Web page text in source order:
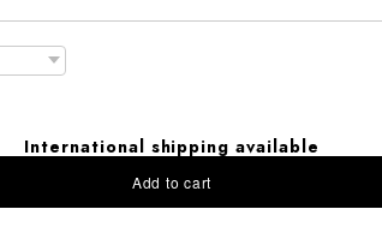
International shipping available
Add to cart